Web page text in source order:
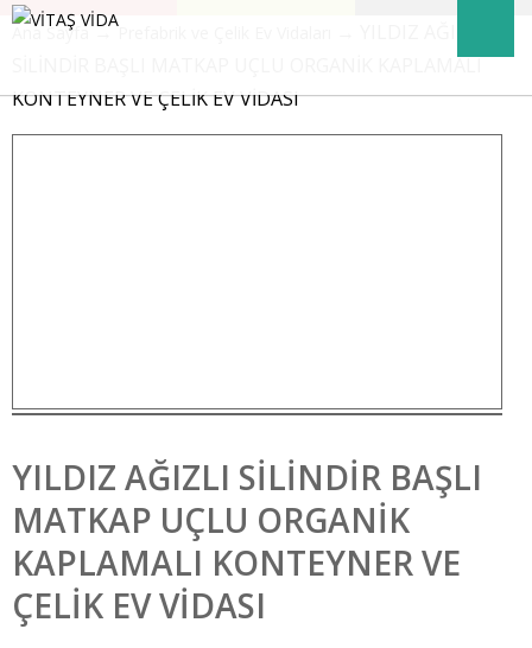
Ana Sayfa→Prefabrik ve Çelik Ev Vidaları
SİLİNDİR BAŞLI MATKAP UÇLU ORGANİK KAPLAMALI
KONTEYNER VE ÇELİK EV VİDASI
YILDIZ AĞIZLI SİLİNDİR BAŞLI
MATKAP UÇLU ORGANİK
KAPLAMALI KONTEYNER VE
ÇELİK EV VİDASI